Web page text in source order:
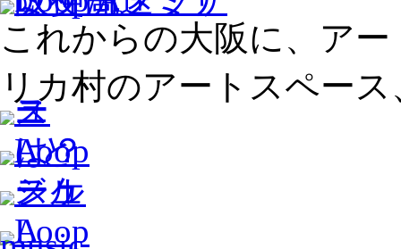
これからの大阪に、ア
リカ村のアートスペース